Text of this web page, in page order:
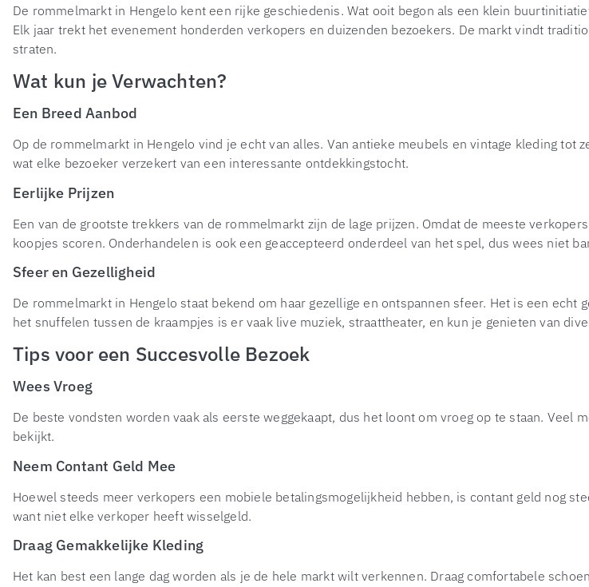
De rommelmarkt in Hengelo kent een rijke geschiedenis. Wat ooit begon als een klein
Elk jaar trekt het evenement honderden verkopers en duizenden bezoekers. De markt vindt
straten.
Wat kun je Verwachten?
Een Breed Aanbod
Op de rommelmarkt in Hengelo vind je echt van alles. Van antieke meubels en vintage kleding
wat elke bezoeker verzekert van een interessante ontdekkingstocht.
Eerlijke Prijzen
Een van de grootste trekkers van de rommelmarkt zijn de lage prijzen. Omdat de meeste
koopjes scoren. Onderhandelen is ook een geaccepteerd onderdeel van het spel, dus wees niet
Sfeer en Gezelligheid
De rommelmarkt in Hengelo staat bekend om haar gezellige en ontspannen sfeer. Het is een
het snuffelen tussen de kraampjes is er vaak live muziek, straattheater, en kun je genieten van
Tips voor een Succesvolle Bezoek
Wees Vroeg
De beste vondsten worden vaak als eerste weggekaapt, dus het loont om vroeg op te staan.
bekijkt.
Neem Contant Geld Mee
Hoewel steeds meer verkopers een mobiele betalingsmogelijkheid hebben, is contant geld nog
want niet elke verkoper heeft wisselgeld.
Draag Gemakkelijke Kleding
Het kan best een lange dag worden als je de hele markt wilt verkennen. Draag comfortabele